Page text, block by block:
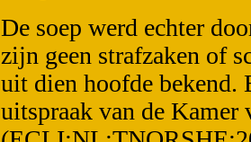
De soep werd echter
zijn geen strafzaken of
uit dien hoofde bekend.
uitspraak van de Kamer